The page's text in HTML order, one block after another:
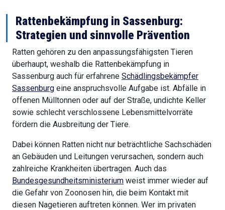
Rattenbekämpfung in Sassenburg:
Strategien und sinnvolle Prävention
Ratten gehören zu den anpassungsfähigsten Tieren
überhaupt, weshalb die Rattenbekämpfung in
Sassenburg auch für erfahrene Schädlingsbekämpfer
Sassenburg eine anspruchsvolle Aufgabe ist. Abfälle in
offenen Mülltonnen oder auf der Straße, undichte Keller
sowie schlecht verschlossene Lebensmittelvorräte
fördern die Ausbreitung der Tiere.
Dabei können Ratten nicht nur beträchtliche Sachschäden
an Gebäuden und Leitungen verursachen, sondern auch
zahlreiche Krankheiten übertragen. Auch das
Bundesgesundheitsministerium weist immer wieder auf
die Gefahr von Zoonosen hin, die beim Kontakt mit
diesen Nagetieren auftreten können. Wer im privaten